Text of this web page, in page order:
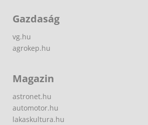
Gazdaság
vg.hu
agrokep.hu
Magazin
astronet.hu
automotor.hu
lakaskultura.hu